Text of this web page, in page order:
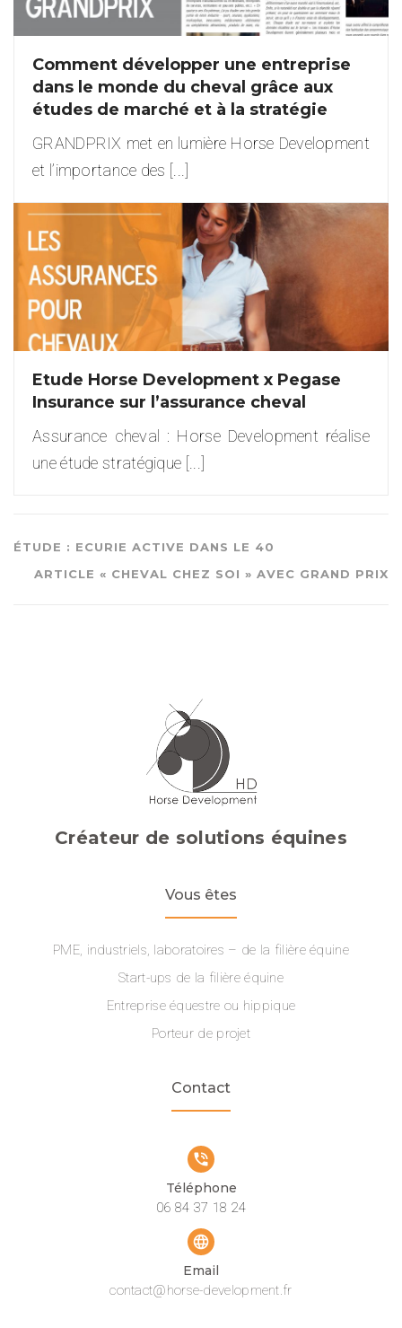
Comment développer une entreprise
dans le monde du cheval grâce aux
études de marché et à la stratégie
GRANDPRIX met en lumière Horse Development
et l’importance des [...]
Etude Horse Development x Pegase
Insurance sur l’assurance cheval
Assurance cheval : Horse Development réalise
une étude stratégique [...]
ÉTUDE : ECURIE ACTIVE DANS LE 40
ARTICLE « CHEVAL CHEZ SOI » AVEC GRAND PRIX
Créateur de solutions équines
Vous êtes
PME, industriels, laboratoires – de la filière équine
Start-ups de la filière équine
Entreprise équestre ou hippique
Porteur de projet
Contact
phone_in_talk
Téléphone
06 84 37 18 24
language
Email
contact@horse-development.fr